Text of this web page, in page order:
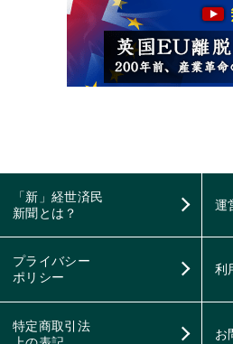
「新」経世済民
新聞とは？
運
プライバシー
ポリシー
利
特定商取引法
お